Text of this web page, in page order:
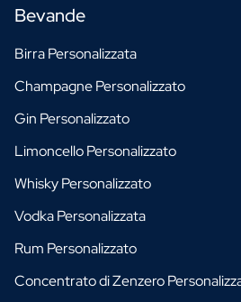
Bevande
Birra Personalizzata
Champagne Personalizzato
Gin Personalizzato
Limoncello Personalizzato
Whisky Personalizzato
Vodka Personalizzata
Rum Personalizzato
Concentrato di Zenzero